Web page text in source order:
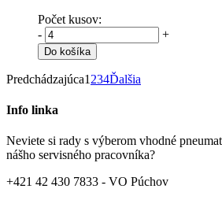
Počet kusov:
-
+
Do košíka
Predchádzajúca1 234Ďalšia
Info linka
Neviete si rady s výberom vhodné
nášho servisného pracovníka?
+421 42 430 7833 - VO Púchov